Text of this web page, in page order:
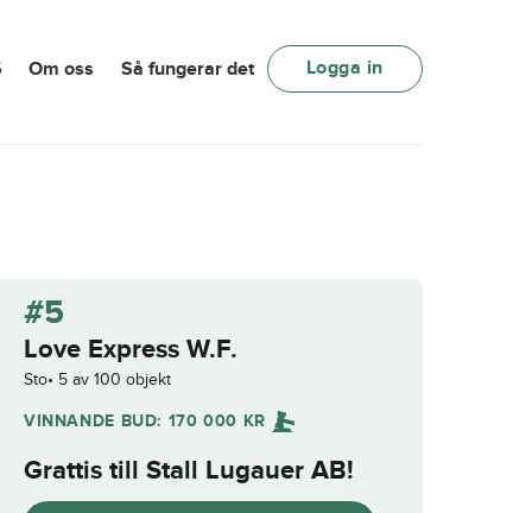
Om oss Så fungerar det Logga in
#5
Love Express W.F.
Sto 5 av 100 objekt
VINNANDE BUD: 170 000 KR
Grattis till Stall Lugauer AB!